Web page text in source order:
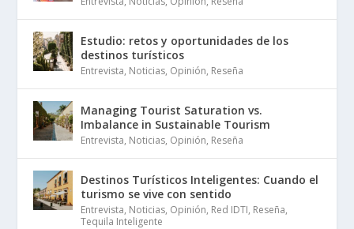
Estudio: retos y oportunidades de los
destinos turísticos
Entrevista, Noticias, Opinión, Reseña
Managing Tourist Saturation vs.
Imbalance in Sustainable Tourism
Entrevista, Noticias, Opinión, Reseña
Destinos Turísticos Inteligentes: Cuando el
turismo se vive con sentido
Entrevista, Noticias, Opinión, Red IDTI, Reseña,
Tequila Inteligente